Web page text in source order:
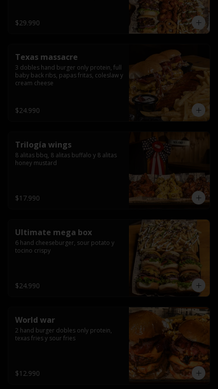
$29.990
Texas massacre
3 dobles hand burger only protein, full
baby back ribs, papas fritas, coleslaw y
cream cheese
$24.990
Trilogía wings
8 alitas bbq, 8 alitas buffalo y 8 alitas
honey mustard
$17.990
Ultimate mega box
6 hand cheeseburger, sour potato y
tocino crispy
$24.990
World war
2 hand burger dobles only protein,
texas fries y sour fries
$12.990